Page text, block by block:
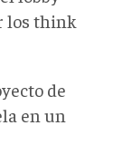
los think
de
en un